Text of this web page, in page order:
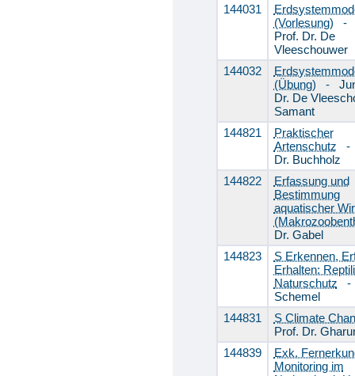
144031
(Vorlesung)
Prof. Dr. De
Vleeschouwer
144032
(Übung) -
Dr. De
Samant
144821
Praktischer
Artenschutz
Dr. Buchholz
144822
Erfassung und
Bestimmung
aquatischer
Dr. Gabel
144823
S Erkennen,
Erhalten:
Naturschutz
Schemel
144831
S Climate
Prof. Dr.
144839
Exk.
Monitoring im